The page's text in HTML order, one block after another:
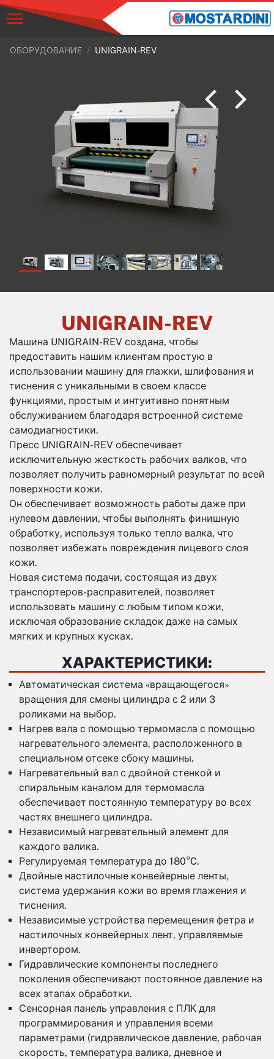
ОБОРУДОВАНИЕ UNIGRAIN-REV
UNIGRAIN-REV
Машина UNIGRAIN-REV создана, чтобы
предоставить нашим клиентам простую в
использовании машину для глажки, шлифования и
тиснения с уникальными в своем классе
функциями, простым и интуитивно понятным
обслуживанием благодаря встроенной системе
самодиагностики.
Пресс UNIGRAIN-REV обеспечивает
исключительную жесткость рабочих валков, что
позволяет получить равномерный результат по всей
поверхности кожи.
Он обеспечивает возможность работы даже при
нулевом давлении, чтобы выполнять финишную
обработку, используя только тепло валка, что
позволяет избежать повреждения лицевого слоя
кожи.
Новая система подачи, состоящая из двух
транспортеров-расправителей, позволяет
использовать машину с любым типом кожи,
исключая образование складок даже на самых
мягких и крупных кусках.
ХАРАКТЕРИСТИКИ:
Автоматическая система «вращающегося»
вращения для смены цилиндра с 2 или 3
роликами на выбор.
Нагрев вала с помощью термомасла с помощью
нагревательного элемента, расположенного в
специальном отсеке сбоку машины.
Нагревательный вал с двойной стенкой и
спиральным каналом для термомасла
обеспечивает постоянную температуру во всех
частях внешнего цилиндра.
Независимый нагревательный элемент для
каждого валика.
Регулируемая температура до 180°C.
Двойные настилочные конвейерные ленты,
система удержания кожи во время глажения и
тиснения.
Независимые устройства перемещения фетра и
настилочных конвейерных лент, управляемые
инвертором.
Гидравлические компоненты последнего
поколения обеспечивают постоянное давление на
всех этапах обработки.
Сенсорная панель управления с ПЛК для
программирования и управления всеми
параметрами (гидравлическое давление, рабочая
скорость, температура валика, дневное и